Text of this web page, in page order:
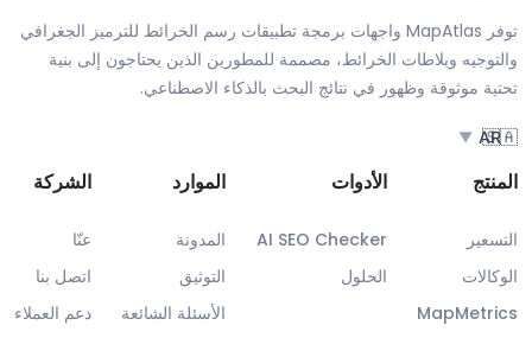
توفر MapAtlas واجهات برمجة تطبيقات رسم الخرائط للترميز الجغرافي
والتوجيه وبلاطات الخرائط، مصممة للمطورين الذين يحتاجون إلى بنية
تحتية موثوقة وظهور في نتائج البحث بالذكاء الاصطناعي.
🇸🇦
AR
▼
المنتج
التسعير
الوكالات
MapMetrics
الأدوات
AI SEO Checker
الحلول
الموارد
المدونة
التوثيق
الأسئلة الشائعة
الشركة
عنّا
اتصل بنا
دعم العملاء